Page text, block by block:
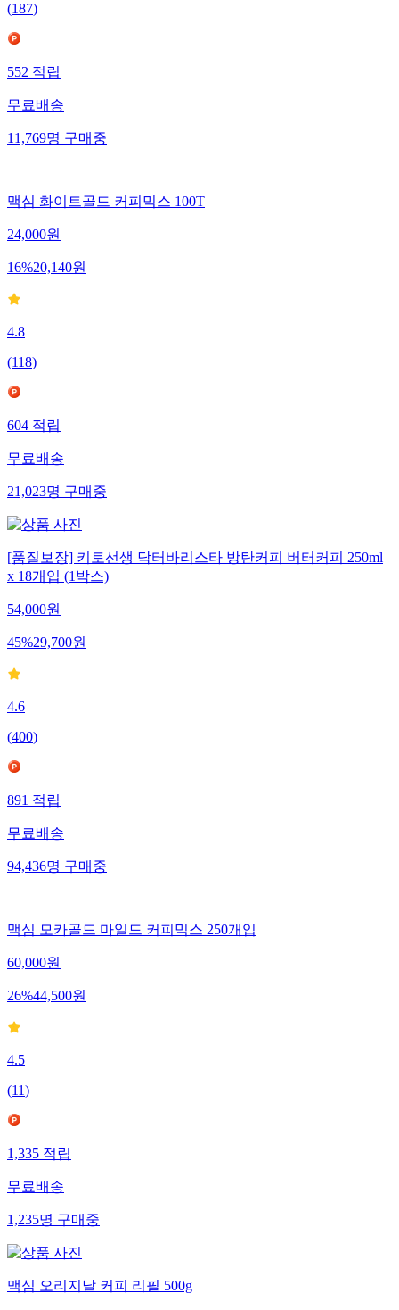
(187)
552적립
무료배송
11,769명구매중
맥심 화이트골드 커피믹스 100T
24,000원
16%20,140원
4.8
(118)
604적립
무료배송
21,023명구매중
[품질보장] 키토선생 닥터바리스타 방탄커피 버터커피 250ml
x 18개입 (1박스)
54,000원
45%29,700원
4.6
(400)
891적립
무료배송
94,436명구매중
맥심 모카골드 마일드 커피믹스 250개입
60,000원
26%44,500원
4.5
(11)
1,335적립
무료배송
1,235명구매중
맥심 오리지날 커피 리필 500g